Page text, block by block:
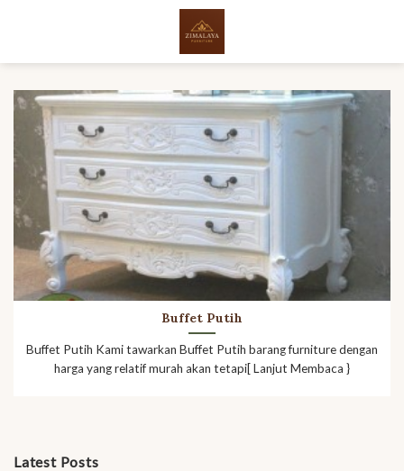
Latest Posts
Buffet Putih
Buffet Putih Kami tawarkan Buffet Putih barang furniture dengan
harga yang relatif murah akan tetapi[ Lanjut Membaca }